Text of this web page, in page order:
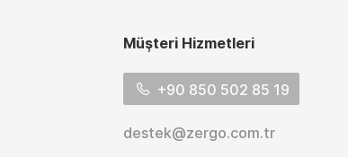
Müşteri Hizmetleri
+90 850 502 85 19
destek@zergo.com.tr